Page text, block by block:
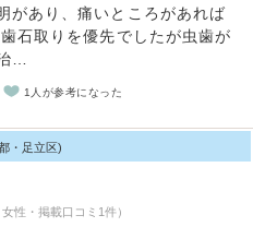
があり、痛いところがあれば
石取りを優先でしたが虫歯が
…
1人が参考になった
・足立区)
性・掲載口コミ1件）